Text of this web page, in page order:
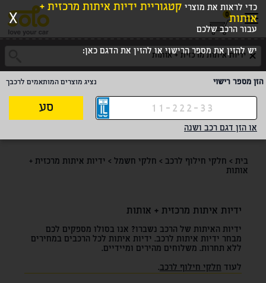
0
X
כדי לראות את מוצרי קטגוריית ידיות איתות מרכזית +
אותות
עבור הרכב שלכם
יש להזין את מספר הרישוי או להזין את הדגם כאן:
הזן מספר רישוי נציג מוצרים המותאמים לרכבך
סע
או הזן דגם רכב ושנה
בית > חלקי חילוף לרכב > חלקי חשמל > ידיות איתות מרכזית +
אותות
ידיות איתות מרכזית + אותות
ידיות האיתות של הרכב נשברו? אנו בסולו מספקים לכם
מבחר ידיות איתות לרכב. ידיות איתות לכל הרכבים במחירים
ללא תחרות. משלוחים מהירים ומיידיים.
לעוד חלקי חילוף לרכב.